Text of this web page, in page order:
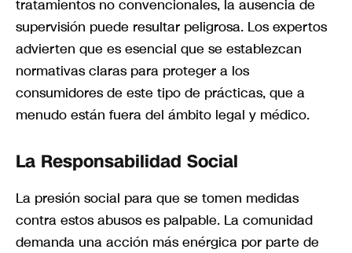
tratamientos no convencionales, la ausencia de
supervisión puede resultar peligrosa. Los expertos
advierten que es esencial que se establezcan
normativas claras para proteger a los
consumidores de este tipo de prácticas, que a
menudo están fuera del ámbito legal y médico.
La Responsabilidad Social
La presión social para que se tomen medidas
contra estos abusos es palpable. La comunidad
demanda una acción más enérgica por parte de